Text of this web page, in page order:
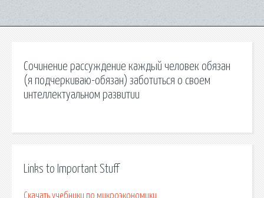
Сочинение рассуждение каждый человек обязан
(я подчеркиваю-обязан) заботиться о своем
интеллектуальном развитии
Links to Important Stuff
Скачать учебники по микроэкономики